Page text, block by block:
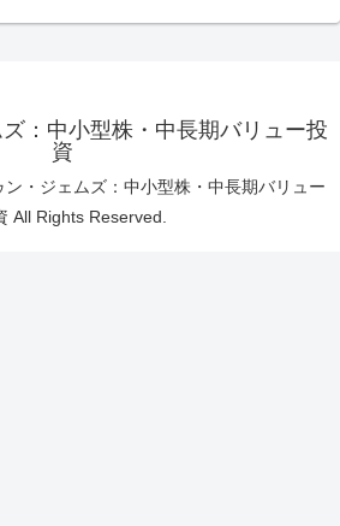
：中小型株・中長期バリュー投
資
・ジェムズ：中小型株・中長期バリュー
All Rights Reserved.